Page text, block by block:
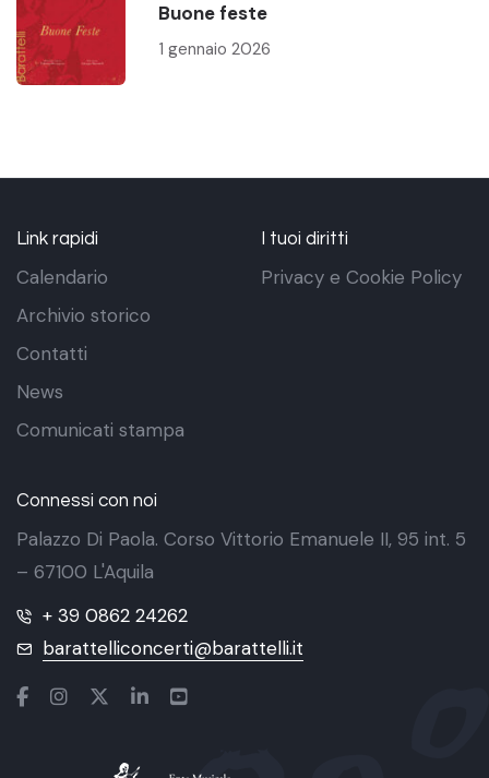
Buone feste
1 gennaio 2026
Link rapidi
Calendario
Archivio storico
Contatti
News
Comunicati stampa
I tuoi diritti
Privacy e Cookie Policy
Connessi con noi
Palazzo Di Paola. Corso Vittorio Emanuele II, 95 int. 5
– 67100 L'Aquila
+ 39 0862 24262
barattelliconcerti@barattelli.it